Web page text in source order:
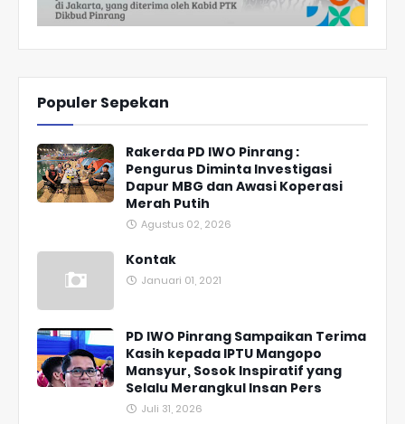
Populer Sepekan
Rakerda PD IWO Pinrang :
Pengurus Diminta Investigasi
Dapur MBG dan Awasi Koperasi
Merah Putih
Agustus 02, 2026
Kontak
Januari 01, 2021
PD IWO Pinrang Sampaikan Terima
Kasih kepada IPTU Mangopo
Mansyur, Sosok Inspiratif yang
Selalu Merangkul Insan Pers
Juli 31, 2026